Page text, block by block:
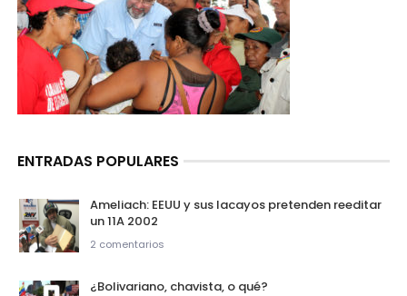
ENTRADAS POPULARES
Ameliach: EEUU y sus lacayos pretenden reeditar
un 11A 2002
2 comentarios
¿Bolivariano, chavista, o qué?